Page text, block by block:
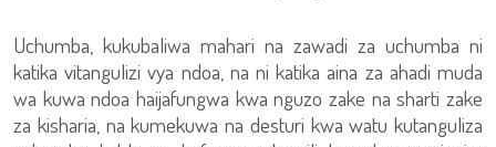
Uchumba, kukubaliwa mahari na zawadi za uchumba ni
katika vitangulizi vya ndoa, na ni katika aina za ahadi muda
wa kuwa ndoa haijafungwa kwa nguzo zake na sharti zake
za kisharia, na kumekuwa na desturi kwa watu kutanguliza